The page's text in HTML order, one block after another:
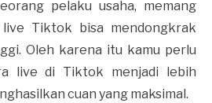
pelaku usaha, memang
Tiktok bisa mendongkrak
Oleh karena itu kamu perlu
live di Tiktok menjadi lebih
cuan yang maksimal.